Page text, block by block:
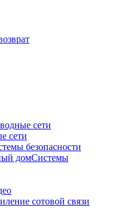
сети
сети
безопасности
Системы
сотовой связи